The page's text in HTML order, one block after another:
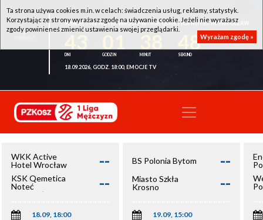
WKK ACTIVE HOTEL WROCŁAW - KSK QEMETICA NOTEĆ INOWROCŁAW
48
18.09.2026, GODZ. 18:00, EMOCJE TV
WKK Active
Hotel Wrocław
--
KSK Qemetica
Noteć
Inowrocław
--
18.09, 18:00
BS Polonia Bytom --
Miasto Szkła
Krosno
--
19.09, 15:00
Ta strona używa cookies m.in. w celach: świadczenia usług, reklamy, statystyk.
Korzystając ze strony wyrażasz zgodę na używanie cookie. Jeżeli nie wyrażasz
zgody powinieneś zmienić ustawienia swojej przeglądarki.
Wyrażam zgodę »